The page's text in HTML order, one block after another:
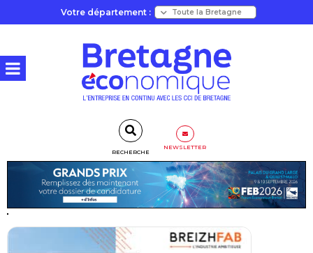
Votre département :
RECHERCHE
NEWSLETTER